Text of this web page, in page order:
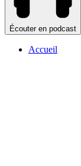
Écouter en podcast
Accueil